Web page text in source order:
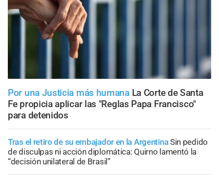
Por una Justicia más humana La Corte de Santa
Fe propicia aplicar las "Reglas Papa Francisco"
para detenidos
Tras el retiro de su embajador en la ArgentinaSin pedido
de disculpas ni acción diplomática: Quirno lamentó la
“decisión unilateral de Brasil”